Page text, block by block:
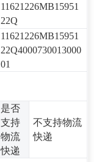
11621226MB15951
22Q
11621226MB15951
22Q4000730013000
01
是否
支持
物流
快递
不支持物流
快递